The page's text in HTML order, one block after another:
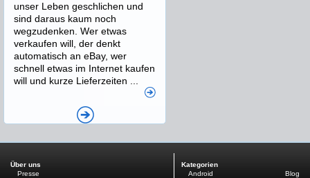
unser Leben geschlichen und
sind daraus kaum noch
wegzudenken. Wer etwas
verkaufen will, der denkt
automatisch an eBay, wer
schnell etwas im Internet kaufen
will und kurze Lieferzeiten ...
Über uns
Presse
Kategorien
Android
Blog